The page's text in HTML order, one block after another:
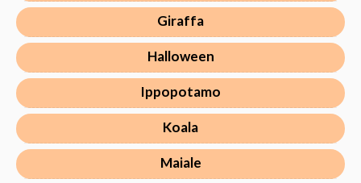
Giraffa
Halloween
Ippopotamo
Koala
Maiale